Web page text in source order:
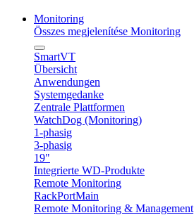
Monitoring
Összes megjelenítése Monitoring
SmartVT
Übersicht
Anwendungen
Systemgedanke
Zentrale Plattformen
WatchDog (Monitoring)
1-phasig
3-phasig
19"
Integrierte WD-Produkte
Remote Monitoring
RackPortMain
Remote Monitoring & Management